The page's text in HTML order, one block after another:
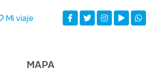
Mi viaje
MAPA